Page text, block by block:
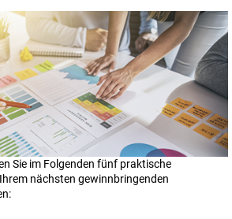
Sie im Folgenden fünf praktische
nächsten gewinnbringenden